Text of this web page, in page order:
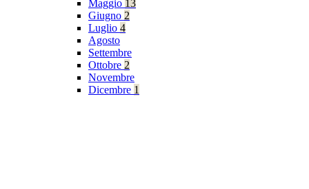
Maggio 13
Giugno 2
Luglio 4
Agosto
Settembre
Ottobre 2
Novembre
Dicembre 1